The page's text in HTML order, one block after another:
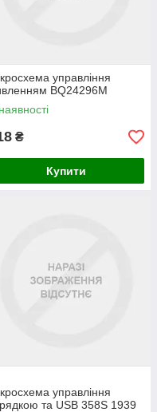
управління
BQ24296M
₴
Купити
управління
та USB 358S 1939